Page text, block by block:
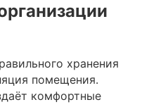
хранения
помещения.
комфортные